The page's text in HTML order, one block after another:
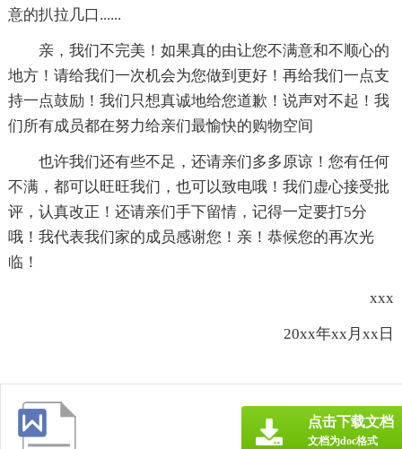
意的扒拉几口......
亲，我们不完美！如果真的由让您不满意和不顺心的
地方！请给我们一次机会为您做到更好！再给我们一点支
持一点鼓励！我们只想真诚地给您道歉！说声对不起！我
们所有成员都在努力给亲们最愉快的购物空间
也许我们还有些不足，还请亲们多多原谅！您有任何
不满，都可以旺旺我们，也可以致电哦！我们虚心接受批
评，认真改正！还请亲们手下留情，记得一定要打5分
哦！我代表我们家的成员感谢您！亲！恭候您的再次光
临！
xxx
20xx年xx月xx日
点击下载文档
文档为doc格式